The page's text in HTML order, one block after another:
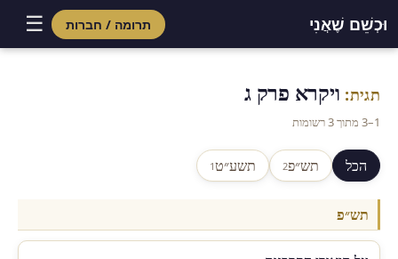
וּכְשֵׁם שֶׁאֲנִי תרומה / חברות ☰
תגית: ויקרא פרק ג
1–3 מתוך 3 רשומות
הכל תש״פ2 תשע״ט1
תש״פ